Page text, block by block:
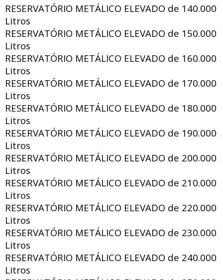
RESERVATÓRIO METÁLICO ELEVADO de 140.000
Litros
RESERVATÓRIO METÁLICO ELEVADO de 150.000
Litros
RESERVATÓRIO METÁLICO ELEVADO de 160.000
Litros
RESERVATÓRIO METÁLICO ELEVADO de 170.000
Litros
RESERVATÓRIO METÁLICO ELEVADO de 180.000
Litros
RESERVATÓRIO METÁLICO ELEVADO de 190.000
Litros
RESERVATÓRIO METÁLICO ELEVADO de 200.000
Litros
RESERVATÓRIO METÁLICO ELEVADO de 210.000
Litros
RESERVATÓRIO METÁLICO ELEVADO de 220.000
Litros
RESERVATÓRIO METÁLICO ELEVADO de 230.000
Litros
RESERVATÓRIO METÁLICO ELEVADO de 240.000
Litros